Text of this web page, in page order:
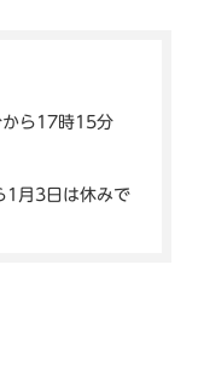
から17時15分
1月3日は休みで